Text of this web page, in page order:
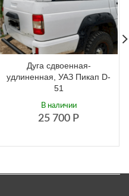
Дуга сдвоенная-
удлиненная, УАЗ Пикап D-
51
25 700 Р
В наличии